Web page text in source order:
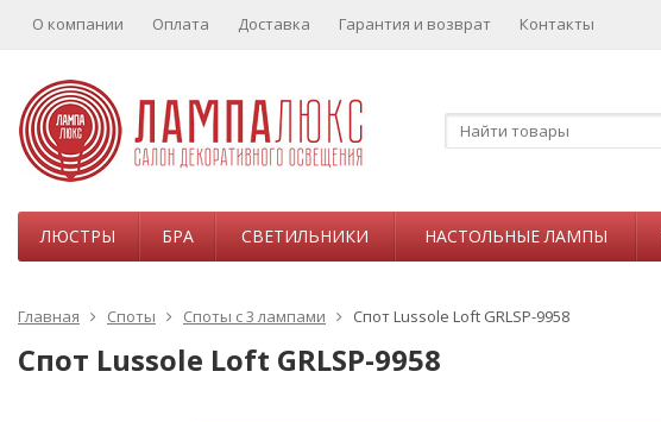
О компании Оплата Доставка Гарантия и возврат Контакты
ЛЮСТРЫ БРА СВЕТИЛЬНИКИ НАСТОЛЬНЫЕ ЛАМПЫ
Главная Споты Споты с 3 лампами Спот Lussole Loft GRLSP-9958
Спот Lussole Loft GRLSP-9958